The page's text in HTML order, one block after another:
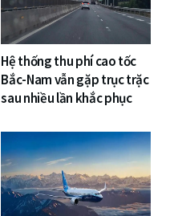
Hệ thống thu phí cao tốc
Bắc-Nam vẫn gặp trục trặc
sau nhiều lần khắc phục